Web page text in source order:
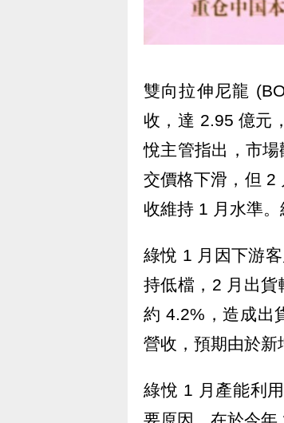
雙向拉伸尼龍
收，達 2.95 億元
悅主管指出，市
交價格下滑，但 2
收維持 1 月水準
綠悅 1 月因下游
持低檔，2 月出
約 4.2%，造成出
營收，預期由於新
綠悅 1 月產能利
要原因，在於今年